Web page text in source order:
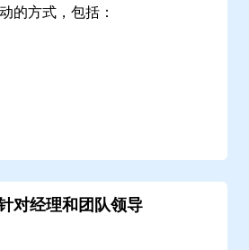
的方式，包括：
对经理和团队领导